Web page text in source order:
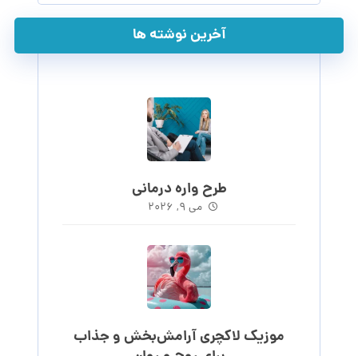
آخرین نوشته ها
طرح واره درمانی
می ۹, ۲۰۲۶
موزیک لاکچری آرامش‌بخش‌ و جذاب‌